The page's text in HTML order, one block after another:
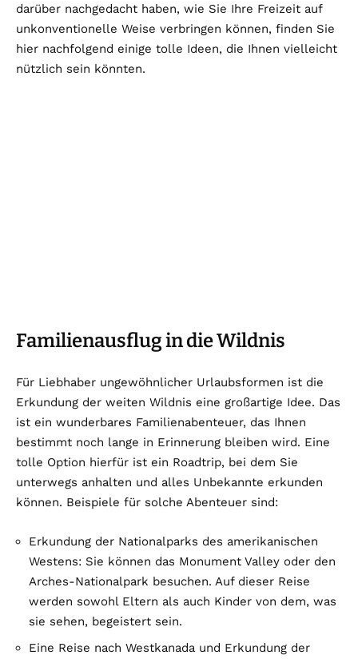
darüber nachgedacht haben, wie Sie Ihre Freizeit auf
unkonventionelle Weise verbringen können, finden Sie
hier nachfolgend einige tolle Ideen, die Ihnen vielleicht
nützlich sein könnten.
Familienausflug in die Wildnis
Für Liebhaber ungewöhnlicher Urlaubsformen ist die
Erkundung der weiten Wildnis eine großartige Idee. Das
ist ein wunderbares Familienabenteuer, das Ihnen
bestimmt noch lange in Erinnerung bleiben wird. Eine
tolle Option hierfür ist ein Roadtrip, bei dem Sie
unterwegs anhalten und alles Unbekannte erkunden
können. Beispiele für solche Abenteuer sind:
Erkundung der Nationalparks des amerikanischen
Westens: Sie können das Monument Valley oder den
Arches-Nationalpark besuchen. Auf dieser Reise
werden sowohl Eltern als auch Kinder von dem, was
sie sehen, begeistert sein.
Eine Reise nach Westkanada und Erkundung der